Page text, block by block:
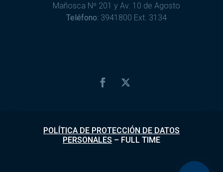
Mañosca Nº 201 y Av. 10 de Agosto
Teléfono: 3941800 Ext. 3134
POLÍTICA DE PROTECCIÓN DE DATOS
PERSONALES – FULL TIME